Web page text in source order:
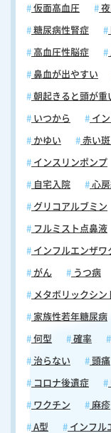
です。深呼吸によっ
なります。また、ス
疲労感をもたらしま
で、積極的に取り組んでください。 【更年期
予防的アプローチ8】カフェ
避けるようにしてください。 不眠症は医師への早め
不眠症は他の病気と
病状を悪化させる可
の相談が大切です。
てくれます。したが
題を克服する可能性
ております。不眠の
の症状にお心当たり
仮面高血圧
糖尿病性腎症
高血圧性脳症
鼻血が出やすい
朝起きると頭が重
いつから イ
かゆい 赤い
インスリンポンプ
自宅入院 心
グリコアルブミン
フルミスト点鼻液
インフルエンザワ
がん うつ病
メタボリックシン
家族性若年糖尿病
何型 確率
治らない 頭痛
コロナ後遺症
ワクチン 麻疹
A型 インフル